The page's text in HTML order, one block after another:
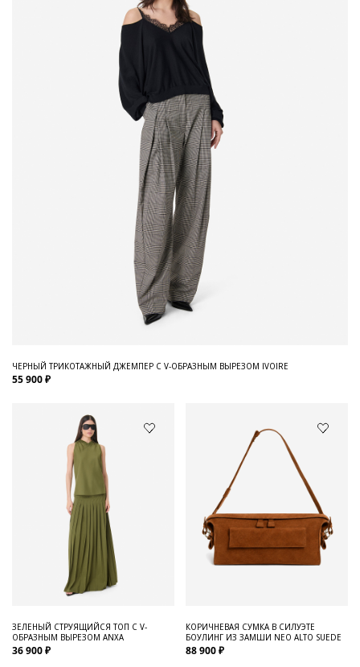
ЧЕРНЫЙ ТРИКОТАЖНЫЙ ДЖЕМПЕР С V-ОБРАЗНЫМ ВЫРЕЗОМ IVOIRE
55 900 ₽
ЗЕЛЕНЫЙ СТРУЯЩИЙСЯ ТОП С V-
ОБРАЗНЫМ ВЫРЕЗОМ ANXA
36 900 ₽
КОРИЧНЕВАЯ СУМКА В СИЛУЭТЕ
БОУЛИНГ ИЗ ЗАМШИ NEO ALTO SUEDE
88 900 ₽